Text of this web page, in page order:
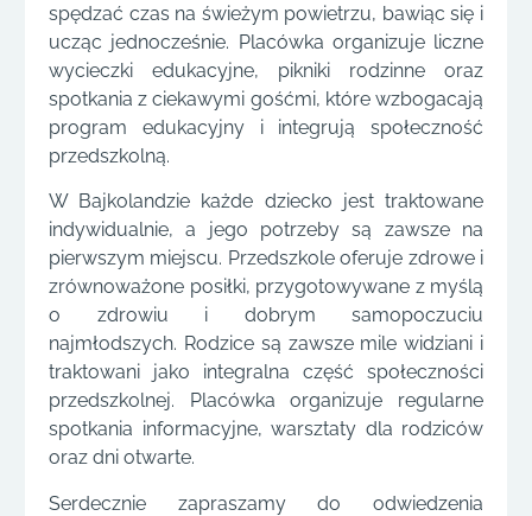
spędzać czas na świeżym powietrzu, bawiąc się i
ucząc jednocześnie. Placówka organizuje liczne
wycieczki edukacyjne, pikniki rodzinne oraz
spotkania z ciekawymi gośćmi, które wzbogacają
program edukacyjny i integrują społeczność
przedszkolną.
W Bajkolandzie każde dziecko jest traktowane
indywidualnie, a jego potrzeby są zawsze na
pierwszym miejscu. Przedszkole oferuje zdrowe i
zrównoważone posiłki, przygotowywane z myślą
o zdrowiu i dobrym samopoczuciu
najmłodszych. Rodzice są zawsze mile widziani i
traktowani jako integralna część społeczności
przedszkolnej. Placówka organizuje regularne
spotkania informacyjne, warsztaty dla rodziców
oraz dni otwarte.
Serdecznie zapraszamy do odwiedzenia